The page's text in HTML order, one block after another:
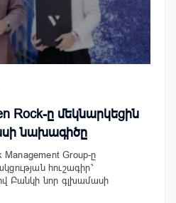
Rock-ը մեկնարկեցին
նախագիծը
Group-ը
հուշագիր՝
Բանկի նոր գլխամասի